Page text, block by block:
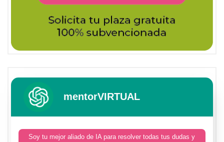
mentorVIRTUAL
Soy tu mejor aliado de IA para resolver todas tus dudas y